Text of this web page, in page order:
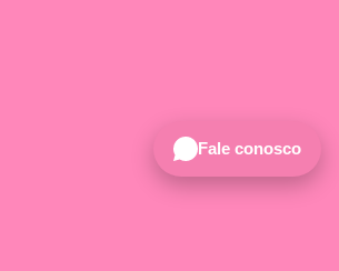
Fale conosco